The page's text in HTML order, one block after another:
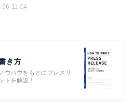
11:04
き方
ウハウをもとにプレスリ
トを解説！